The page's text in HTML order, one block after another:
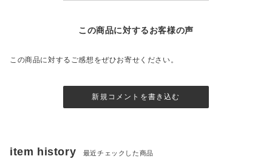
この商品に対するお客様の声
この商品に対するご感想をぜひお寄せください。
新規コメントを書き込む
item history 最近チェックした商品